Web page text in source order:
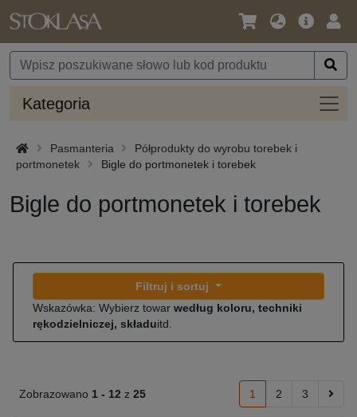
Język
Waluta
Oferta
Kategoria
Pasmanteria
Półprodukty do wyrobu torebek i
portmonetek
Bigle do portmonetek i torebek
Bigle do portmonetek i torebek
Filtruj i sortuj
Wskazówka: Wybierz towar według koloru, techniki
rękodzielniczej, składuitd.
Zobrazowano 1 - 12 z 25 1 2 3